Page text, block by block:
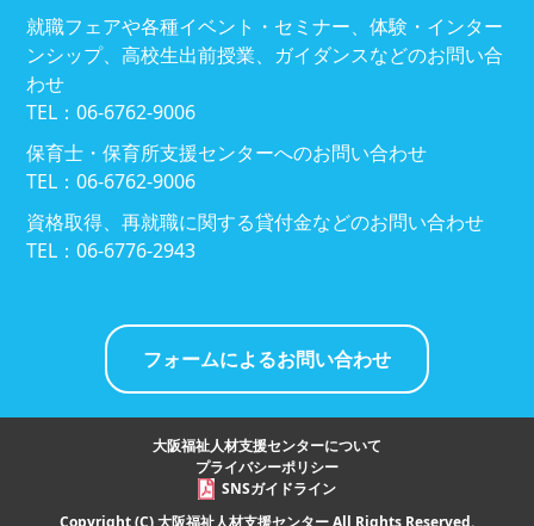
就職フェアや各種イベント・セミナー、体験・インター
ンシップ、高校生出前授業、ガイダンスなどのお問い合
わせ
TEL：06-6762-9006
保育士・保育所支援センターへのお問い合わせ
TEL：06-6762-9006
資格取得、再就職に関する貸付金などのお問い合わせ
TEL：06-6776-2943
フォームによるお問い合わせ
大阪福祉人材支援センターについて
プライバシーポリシー
SNSガイドライン
Copyright (C) 大阪福祉人材支援センター All Rights Reserved.